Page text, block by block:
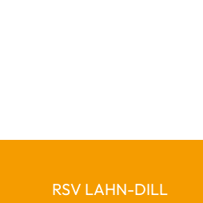
RSV LAHN-DILL